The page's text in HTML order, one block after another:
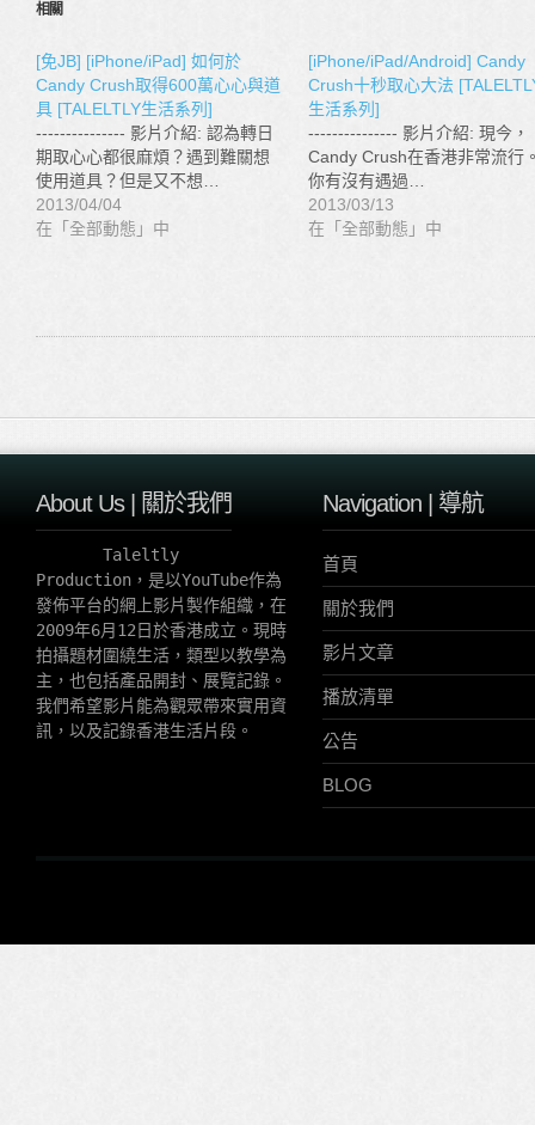
相關
[免JB] [iPhone/iPad] 如何於
Candy Crush取得600萬心心與道
具 [TALELTLY生活系列]
--------------- 影片介紹: 認為轉日
期取心心都很麻煩？遇到難關想
使用道具？但是又不想…
2013/04/04
在「全部動態」中
[iPhone/iPad/Android] Candy
Crush十秒取心大法
生活系列]
--------------- 影片介紹: 現今，
Candy Crush在香港非常流行
你有沒有遇過…
2013/03/13
在「全部動態」中
About Us | 關於我們
Taleltly
Production，是以YouTube作為
發佈平台的網上影片製作組織，在
2009年6月12日於香港成立。現時
拍攝題材圍繞生活，類型以教學為
主，也包括產品開封、展覽記錄。
我們希望影片能為觀眾帶來實用資
訊，以及記錄香港生活片段。
Navigation | 導航
首頁
關於我們
影片文章
播放清單
公告
BLOG